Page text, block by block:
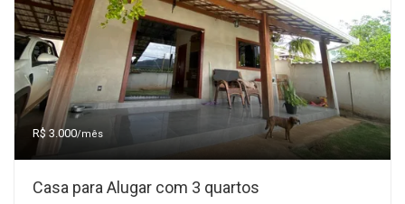
R$ 3.000/mês
Casa para Alugar com 3 quartos